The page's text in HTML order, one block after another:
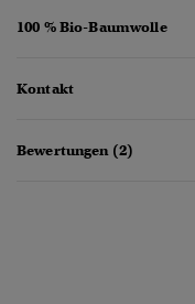
100 % Bio-Baumwolle
Kontakt
Bewertungen (2)